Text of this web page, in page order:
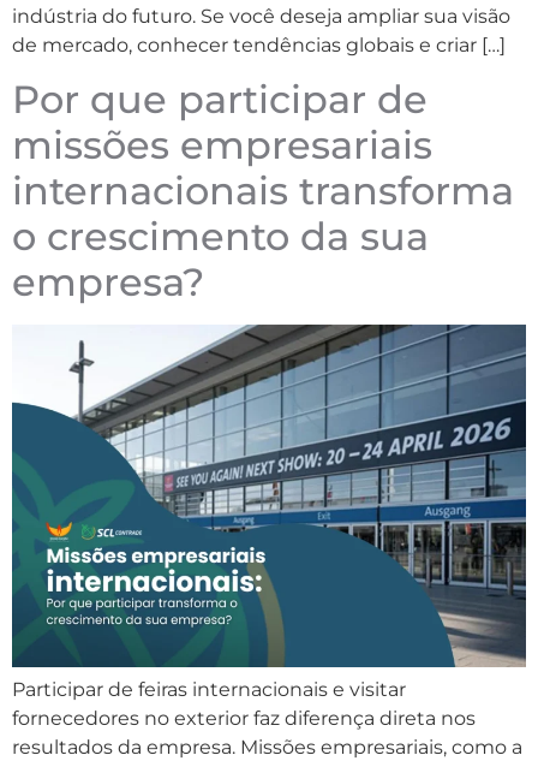
indústria do futuro. Se você deseja ampliar sua visão
de mercado, conhecer tendências globais e criar […]
Por que participar de
missões empresariais
internacionais transforma
o crescimento da sua
empresa?
Participar de feiras internacionais e visitar
fornecedores no exterior faz diferença direta nos
resultados da empresa. Missões empresariais, como a